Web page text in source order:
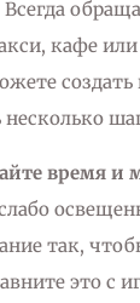
Всегда
кафе
время и
так,
это с